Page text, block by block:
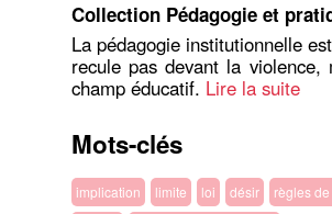
Collection Pédagogie et
La pédagogie institutionnelle
recule pas devant la
champ éducatif. Lire la suite
Mots-clés
implication limite loi désir règles